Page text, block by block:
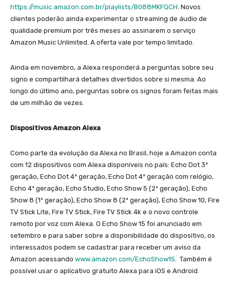
https://music.amazon.com.br/playlists/B088MKFQCH. Novos
clientes poderão ainda experimentar o streaming de áudio de
qualidade premium por três meses ao assinarem o serviço
Amazon Music Unlimited. A oferta vale por tempo limitado.
Ainda em novembro, a Alexa responderá a perguntas sobre seu
signo e compartilhará detalhes divertidos sobre si mesma. Ao
longo do último ano, perguntas sobre os signos foram feitas mais
de um milhão de vezes.
Dispositivos Amazon Alexa
Como parte da evolução da Alexa no Brasil, hoje a Amazon conta
com 12 dispositivos com Alexa disponíveis no país: Echo Dot 3ª
geração, Echo Dot 4ª geração, Echo Dot 4ª geração com relógio,
Echo 4ª geração, Echo Studio, Echo Show 5 (2ª geração), Echo
Show 8 (1ª geração), Echo Show 8 (2ª geração), Echo Show 10, Fire
TV Stick Lite, Fire TV Stick, Fire TV Stick 4k e o novo controle
remoto por voz com Alexa. O Echo Show 15 foi anunciado em
setembro e para saber sobre a disponibilidade do dispositivo, os
interessados podem se cadastrar para receber um aviso da
Amazon acessando www.amazon.com/EchoShow15. Também é
possível usar o aplicativo gratuito Alexa para iOS e Android.